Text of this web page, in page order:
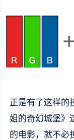
正是有了这样的
姐的奇幻城堡》
的电影，就不必